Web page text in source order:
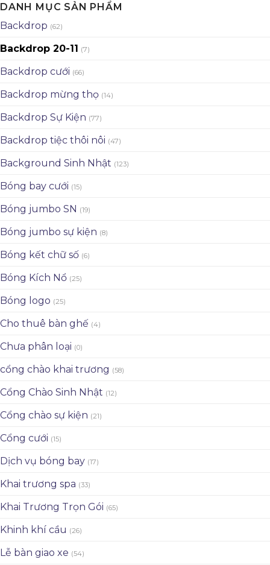
DANH MỤC SẢN PHẨM
Backdrop (62)
Backdrop 20-11 (7)
Backdrop cưới (66)
Backdrop mừng thọ (14)
Backdrop Sự Kiện (77)
Backdrop tiệc thôi nôi (47)
Background Sinh Nhật (123)
Bóng bay cưới (15)
Bóng jumbo SN (19)
Bóng jumbo sự kiện (8)
Bóng kết chữ số (6)
Bóng Kích Nổ (25)
Bóng logo (25)
Cho thuê bàn ghế (4)
Chưa phân loại (0)
cổng chào khai trương (58)
Cổng Chào Sinh Nhật (12)
Cổng chào sự kiện (21)
Cổng cưới (15)
Dịch vụ bóng bay (17)
Khai trương spa (33)
Khai Trương Trọn Gói (65)
Khinh khí cầu (26)
Lễ bàn giao xe (54)